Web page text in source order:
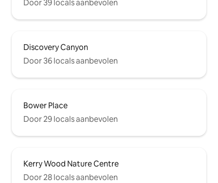
Door 39 locals aanbevolen
Discovery Canyon
Door 36 locals aanbevolen
Bower Place
Door 29 locals aanbevolen
Kerry Wood Nature Centre
Door 28 locals aanbevolen